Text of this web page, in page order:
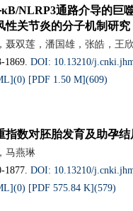
NLRP3通路介导的巨
性关节炎的分子机制研究
聂双莲，潘国雄，张皓，王
1869.DOI: 10.13210/
0) [PDF 1.50 M](609)
指数对胚胎发育及助孕
马燕琳
1877.DOI: 10.13210/
0) [PDF 575.84 K](579)